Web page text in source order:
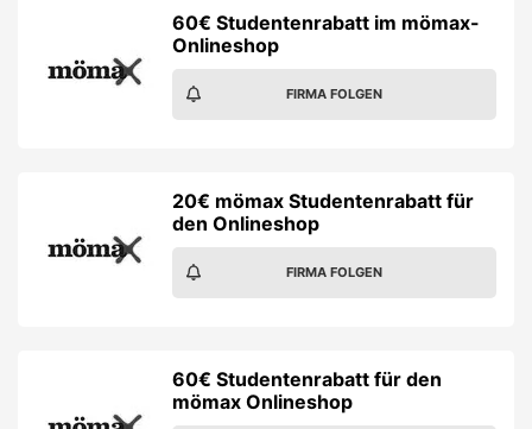
60€ Studentenrabatt im mömax-
Onlineshop
FIRMA FOLGEN
20€ mömax Studentenrabatt für
den Onlineshop
FIRMA FOLGEN
60€ Studentenrabatt für den
mömax Onlineshop